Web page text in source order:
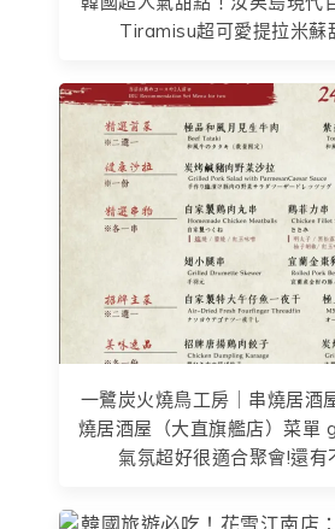
Tiramisu超可愛提拉米蘇
一鷺炭火燒鳥工房｜串燒居酒
燒居酒屋（大直旗艦店）菜單
氣氛超好很適合聚會!還有